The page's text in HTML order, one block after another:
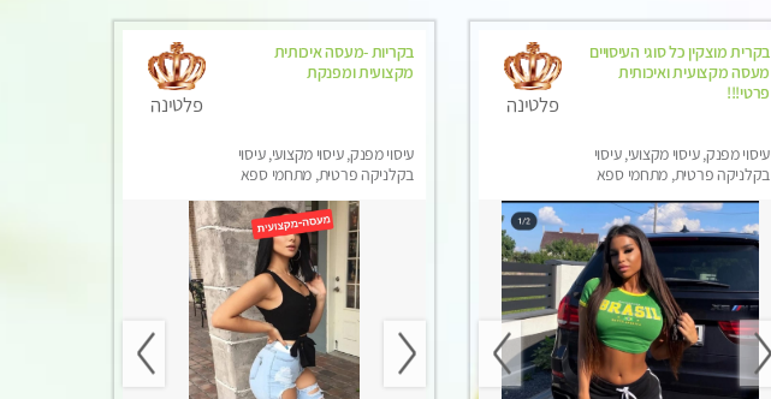
בקרית מוצקין כל סוגי העיסויים
מעסה מקצועית ואיכותית
פרטי!!!
עיסוי מפנק, עיסוי מקצועי, עיסוי
בקלניקה פרטית, מתחמי ספא
פלטינה
בקריות -מעסה איכותית
מקצועית ומפנקת
עיסוי מפנק, עיסוי מקצועי, עיסוי
בקלניקה פרטית, מתחמי ספא
פלטינה